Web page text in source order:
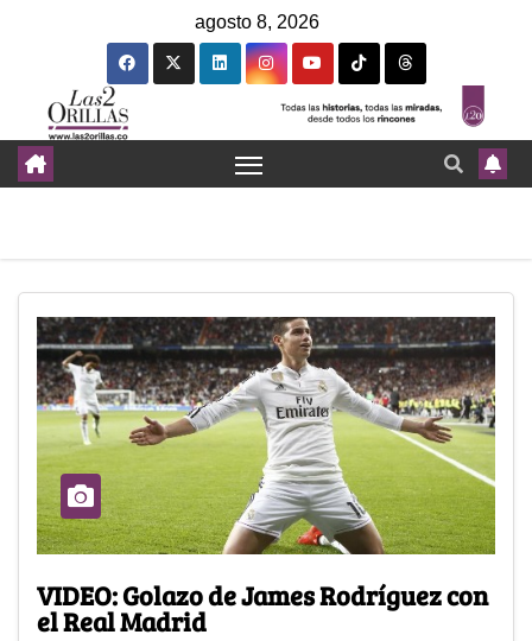
agosto 8, 2026
VIDEO: Golazo de James Rodríguez con
el Real Madrid